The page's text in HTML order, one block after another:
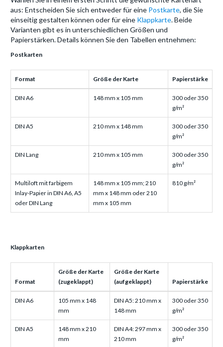
aus: Entscheiden Sie sich entweder für eine Postkarte, die Sie
einseitig gestalten können oder für eine Klappkarte. Beide
Varianten gibt es in unterschiedlichen Größen und
Papierstärken. Details können Sie den Tabellen entnehmen:
Postkarten
Format Größe der Karte Papierstärke
DIN A6 148 mm x 105 mm
300 oder 350
g/m²
DIN A5 210 mm x 148 mm
300 oder 350
g/m²
DIN Lang 210 mm x 105 mm
300 oder 350
g/m²
Multiloft mit farbigem
Inlay-Papier in DIN A6, A5
oder DIN Lang
148 mm x 105 mm; 210
mm x 148 mm oder 210
mm x 105 mm
810 g/m²
Klappkarten
Format
Größe der Karte
(zugeklappt)
Größe der Karte
(aufgeklappt)
Papierstärke
DIN A6
105 mm x 148
mm
DIN A5: 210 mm x
148 mm
300 oder 350
g/m²
DIN A5
148 mm x 210
mm
DIN A4: 297 mm x
210 mm
300 oder 350
g/m²